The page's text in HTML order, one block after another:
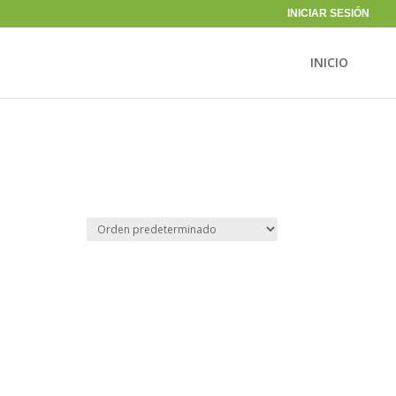
INICIAR SESIÓN
INICIO